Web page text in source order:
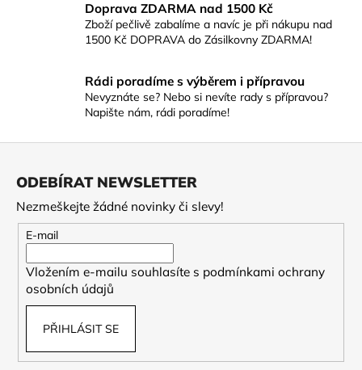
Doprava ZDARMA nad 1500 Kč
Zboží pečlivě zabalíme a navíc je při nákupu nad
1500 Kč DOPRAVA do Zásilkovny ZDARMA!
Rádi poradíme s výběrem i přípravou
Nevyznáte se? Nebo si nevíte rady s přípravou?
Napište nám, rádi poradíme!
ODEBÍRAT NEWSLETTER
Nezmeškejte žádné novinky či slevy!
E-mail
Vložením e-mailu souhlasíte s podmínkami ochrany
osobních údajů
PŘIHLÁSIT SE